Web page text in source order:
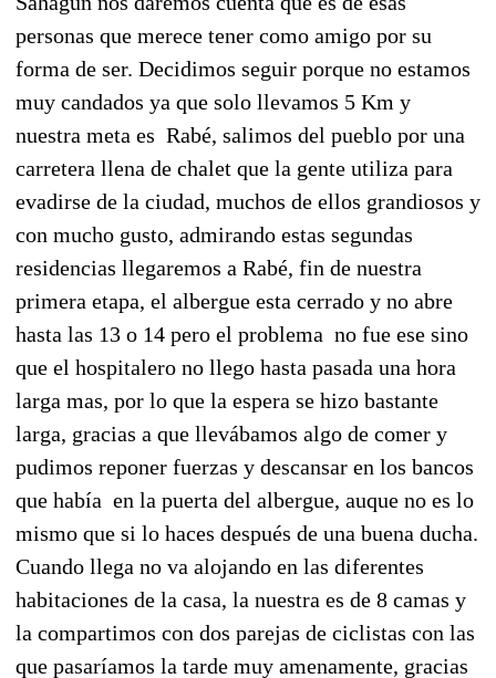
personas que merece tener como amigo por su
forma de ser. Decidimos seguir porque no estamos
muy candados ya que solo llevamos 5 Km y
nuestra meta es Rabé, salimos del pueblo por una
carretera llena de chalet que la gente utiliza para
evadirse de la ciudad, muchos de ellos grandiosos y
con mucho gusto, admirando estas segundas
residencias llegaremos a Rabé, fin de nuestra
primera etapa, el albergue esta cerrado y no abre
hasta las 13 o 14 pero el problema no fue ese sino
que el hospitalero no llego hasta pasada una hora
larga mas, por lo que la espera se hizo bastante
larga, gracias a que llevábamos algo de comer y
pudimos reponer fuerzas y descansar en los bancos
que había en la puerta del albergue, auque no es lo
mismo que si lo haces después de una buena ducha.
Cuando llega no va alojando en las diferentes
habitaciones de la casa, la nuestra es de 8 camas y
la compartimos con dos parejas de ciclistas con las
que pasaríamos la tarde muy amenamente, gracias